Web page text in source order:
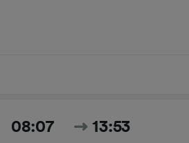
08:07 13:53